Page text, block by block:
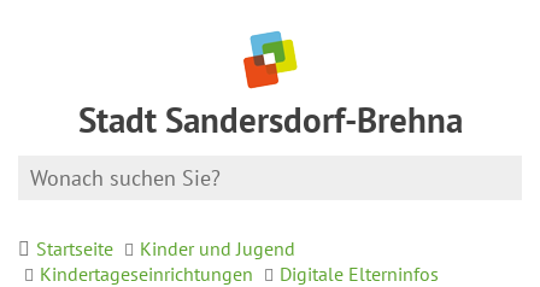
Stadt Sandersdorf-Brehna
Startseite
Kinder und Jugend
Kindertageseinrichtungen
Digitale Elterninfos